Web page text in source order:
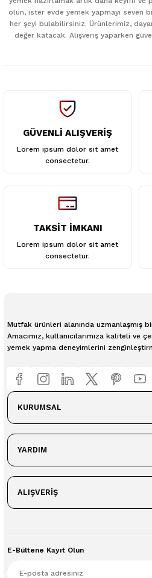
Ürün açıklamasında eksik bilgiler
Ürün bilgilerinde hatalar
Ürün fiyatı diğer sitelerden daha
olun, ister evde yemek yapmayı seven
her şeyi bulabilirsiniz. Ürünlerimiz,
değer katacak. Alışveriş yaparken
GÜVENLİ ALIŞVERİŞ
Lorem ipsum dolor sit amet
consectetur.
TAKSİT İMKANI
Lorem ipsum dolor sit amet
consectetur.
Mutfak ürünleri alanında uzmanlaşmış
Amacımız, kullanıcılarımıza kaliteli ve
yemek yapma deneyimlerini
KURUMSAL
YARDIM
ALIŞVERİŞ
E-Bültene Kayıt Olun